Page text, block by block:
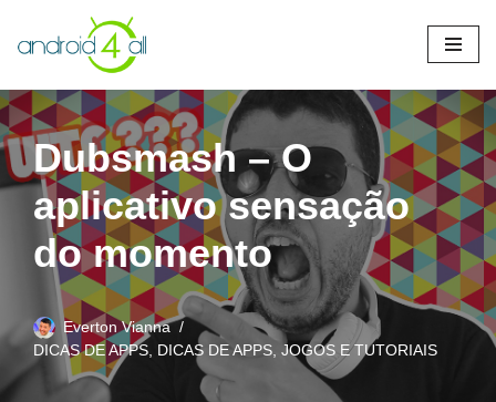
Pular
para
o
conteúdo
Dubsmash – O
aplicativo sensação
do momento
Everton Vianna
DICAS DE APPS DICAS DE APPS, JOGOS E TUTORIAIS